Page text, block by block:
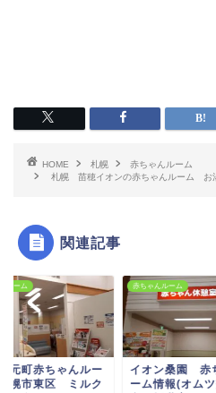
HOME 札幌
赤ちゃんルーム
札幌 苗穂イオンの赤ちゃんルーム お
関連記事
んルーム
ン桑園 赤ちゃんル
情報(オムツ交換
赤ちゃんルーム
イオン西岡赤
ム情報。(授乳